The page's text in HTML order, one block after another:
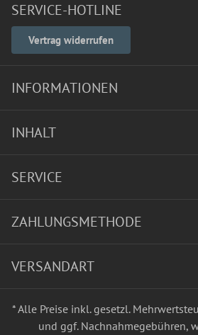
SERVICE-HOTLINE
Vertrag widerrufen
INFORMATIONEN
INHALT
SERVICE
ZAHLUNGSMETHODE
VERSANDART
* Alle Preise inkl. gesetzl.
und ggf. Nachnahmegebühren,